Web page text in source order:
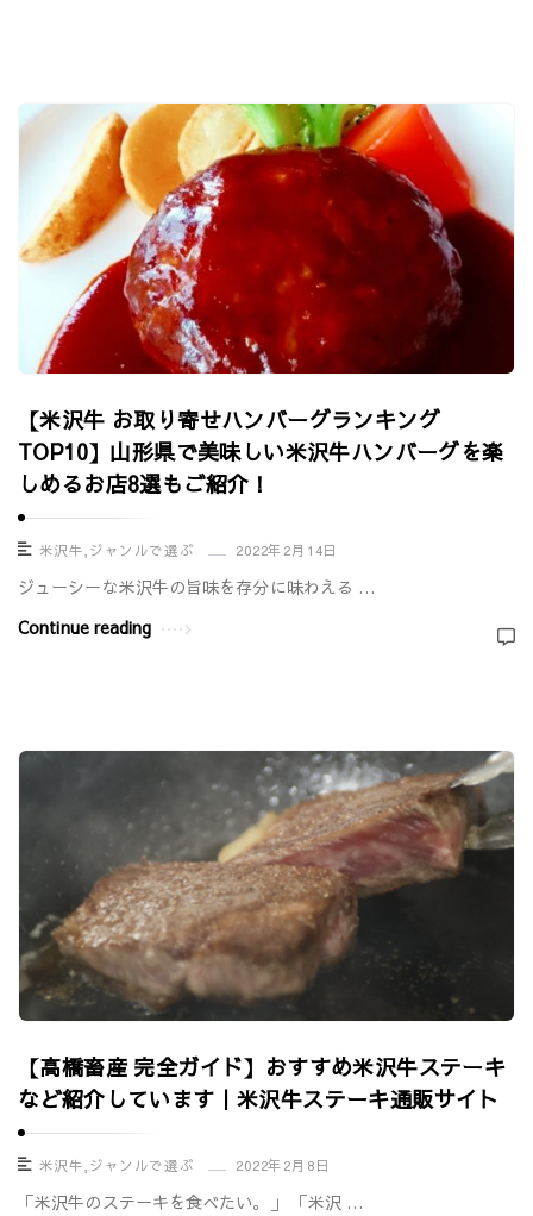
【米沢牛 お取り寄せハンバーグランキング
TOP10】山形県で美味しい米沢牛ハンバーグを楽
しめるお店8選もご紹介！
米沢牛,ジャンルで選ぶ 2022年2月14日
ジューシーな米沢牛の旨味を存分に味わえる …
Continue reading
【高橋畜産 完全ガイド】おすすめ米沢牛ステーキ
など紹介しています｜米沢牛ステーキ通販サイト
米沢牛,ジャンルで選ぶ 2022年2月8日
「米沢牛のステーキを食べたい。」 「米沢 …